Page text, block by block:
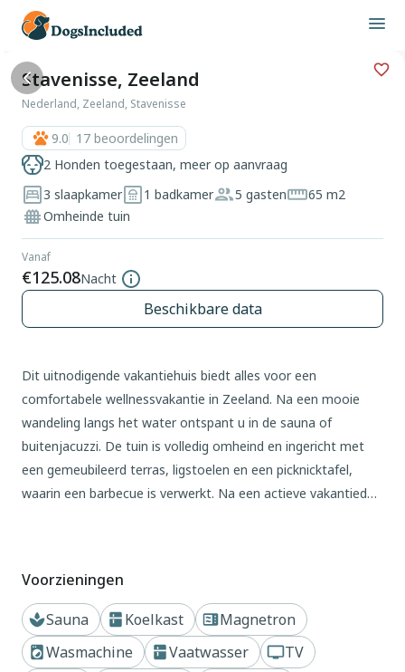
Stavenisse, Zeeland
Nederland, Zeeland, Stavenisse
9.0 17 beoordelingen
2 Honden toegestaan, meer op aanvraag
3 slaapkamer
1 badkamer 5 gasten
65 m2
Omheinde tuin
Vanaf
€125.08Nacht
Beschikbare data
Dit uitnodigende vakantiehuis biedt alles voor een
comfortabele wellnessvakantie in Zeeland. Na een mooie
wandeling langs het water ontspant u in de sauna of
buitenjacuzzi. De tuin is volledig omheind en ingericht met
een gemeubileerd terras, ligstoelen en een picknicktafel,
waarin een barbecue is verwerkt. Na een actieve vakantiedag
sunshower. De slaapkamer op de eerste verdieping is
voorzien van een eenpersoonsbed en biedt toegang tot de
derde slaapkamer.
Voorzieningen
Sauna
Koelkast
Magnetron
Wasmachine
Vaatwasser
TV